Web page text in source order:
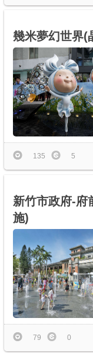
幾米夢幻世界(
135 5
新竹市政府-府
施)
79 0